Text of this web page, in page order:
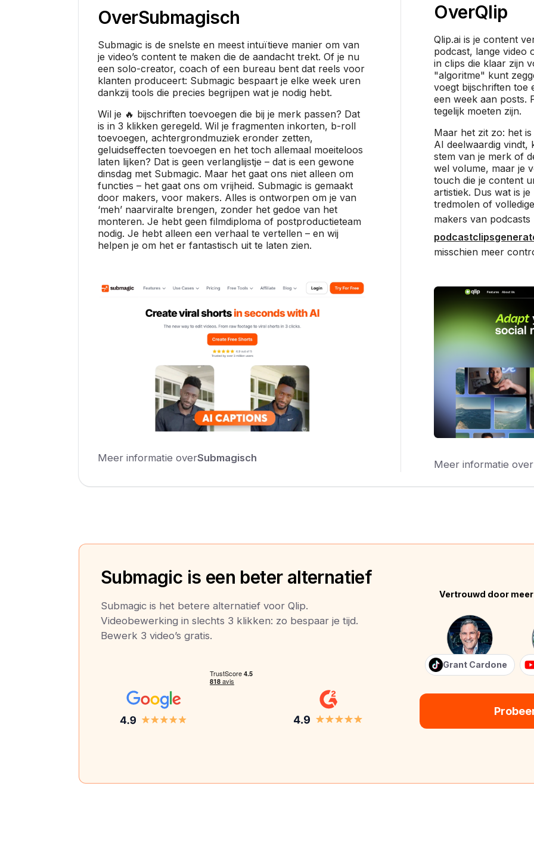
OverSubmagisch
Submagic is de snelste en meest intuïtieve manier om van
je video’s content te maken die de aandacht trekt. Of je nu
een solo-creator, coach of een bureau bent dat reels voor
klanten produceert: Submagic bespaart je elke week uren
dankzij tools die precies begrijpen wat je nodig hebt.
Wil je 🔥 bijschriften toevoegen die bij je merk passen? Dat
is in 3 klikken geregeld. Wil je fragmenten inkorten, b-roll
toevoegen, achtergrondmuziek eronder zetten,
geluidseffecten toevoegen en het toch allemaal moeiteloos
laten lijken? Dat is geen verlanglijstje – dat is een gewone
dinsdag met Submagic. Maar het gaat ons niet alleen om
functies – het gaat ons om vrijheid. Submagic is gemaakt
door makers, voor makers. Alles is ontworpen om je van
‘meh’ naarviralte brengen, zonder het gedoe van het
monteren. Je hebt geen filmdiploma of postproductieteam
nodig. Je hebt alleen een verhaal te vertellen – en wij
helpen je om het er fantastisch uit te laten zien.
Meer informatie overSubmagisch
OverQlip
Qlip.ai is je content
podcast, lange video
in clips die klaar zijn
"algoritme" kunt
voegt bijschriften toe
een week aan posts.
tegelijk moeten zijn.
Maar het zit zo: het
AI deelwaardig vindt,
stem van je merk of
wel volume, maar je
touch die je content
artistiek. Dus wat is
tredmolen of
makers van
misschien meer
Meer informatie over
Submagic is een beter alternatief
Submagic is het betere alternatief voor Qlip.
Videobewerking in slechts 3 klikken: zo bespaar je tijd.
Bewerk 3 video’s gratis.
Vertrouwd door
Grant Cardone